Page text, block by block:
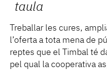
taula
Treballar les cures,
l’oferta a tota mena de
reptes que el Timbal té
pel qual la cooperativa